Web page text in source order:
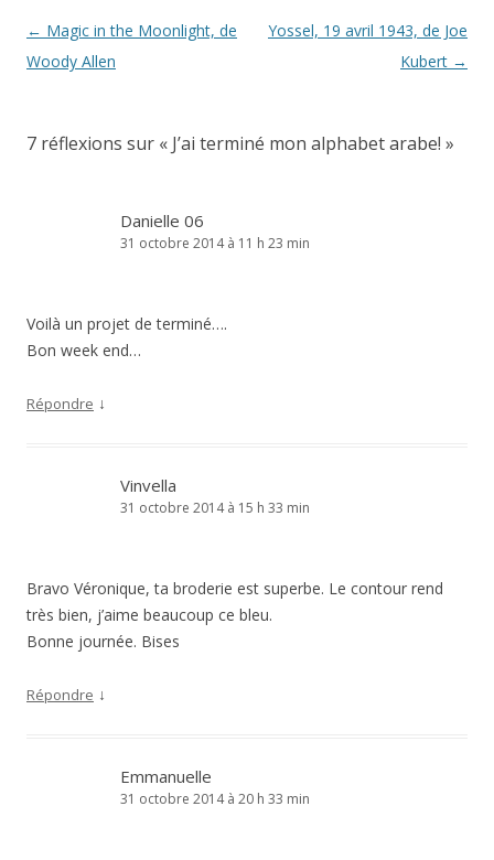
Navigation
des
← Magic in the Moonlight, de
Woody Allen
Yossel, 19 avril 1943, de Joe
Kubert →
7 réflexions sur « J’ai terminé mon alphabet arabe! »
Danielle 06
31 octobre 2014 à 11 h 23 min
Voilà un projet de terminé….
Bon week end…
Répondre ↓
Vinvella
31 octobre 2014 à 15 h 33 min
Bravo Véronique, ta broderie est superbe. Le contour rend
très bien, j’aime beaucoup ce bleu.
Bonne journée. Bises
Répondre ↓
Emmanuelle
31 octobre 2014 à 20 h 33 min